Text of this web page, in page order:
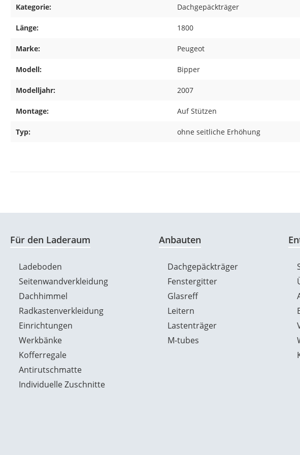
Kategorie: Dachgepäckträger
Länge: 1800
Marke: Peugeot
Modell: Bipper
Modelljahr: 2007
Montage: Auf Stützen
Typ: ohne seitliche Erhöhung
Für den Laderaum
Ladeboden
Seitenwandverkleidung
Dachhimmel
Radkastenverkleidung
Einrichtungen
Werkbänke
Kofferregale
Antirutschmatte
Individuelle Zuschnitte
Anbauten
Dachgepäckträger
Fenstergitter
Glasreff
Leitern
Lastenträger
M-tubes